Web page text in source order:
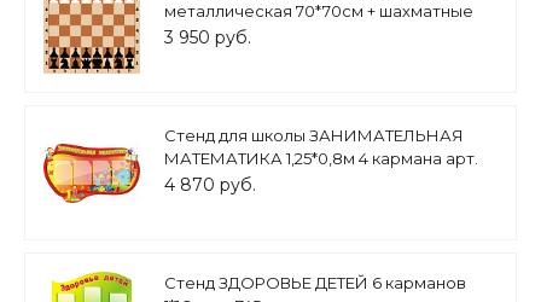
металлическая 70*70см + шахматные
фигуры арт. 2933
3 950 руб.
Стенд для школы ЗАНИМАТЕЛЬНАЯ
МАТЕМАТИКА 1,25*0,8м 4 кармана арт.
2162
4 870 руб.
Стенд ЗДОРОВЬЕ ДЕТЕЙ 6 карманов